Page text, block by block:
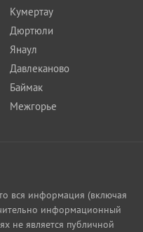
Кумертау
Дюртюли
Янаул
Давлеканово
Баймак
Межгорье
вся информация (включая
информационный
не является публичной